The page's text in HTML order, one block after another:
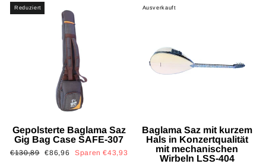
Reduziert
Gepolsterte Baglama Saz
Gig Bag Case SAFE-307
Normaler
€130,89 Sonderpreis
€86,96 Sparen €43,93
Ausverkauft
Baglama Saz mit kurzem
Hals in Konzertqualität
mit mechanischen
Wirbeln LSS-404